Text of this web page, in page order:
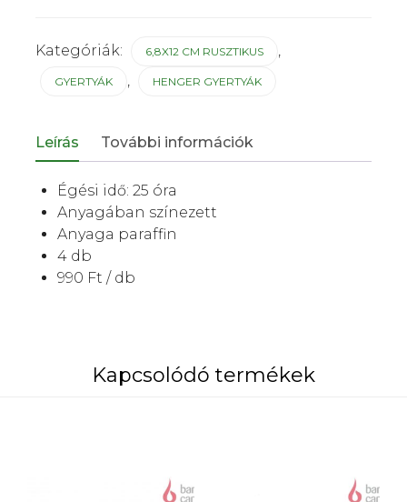
db
Kategóriák: 6,8X12 CM RUSZTIKUS ,
GYERTYÁK , HENGER GYERTYÁK
Leírás További információk
Égési idő: 25 óra
Anyagában színezett
Anyaga paraffin
4 db
990 Ft / db
Kapcsolódó termékek